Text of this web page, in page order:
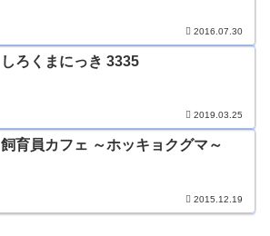
2016.07.30
しろくまにっき 3335
2019.03.25
飼育員カフェ ～ホッキョクグマ～
2015.12.19